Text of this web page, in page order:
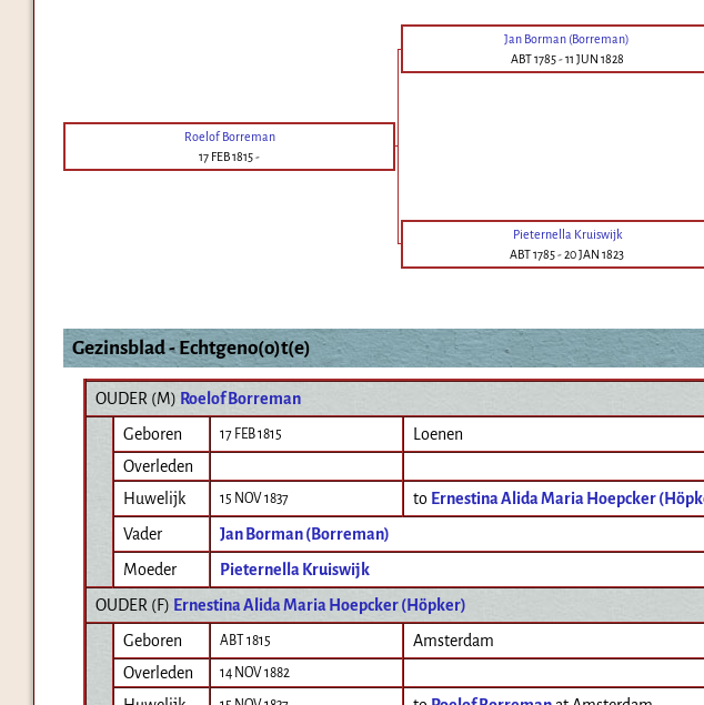
Jan Borman (Borreman)
ABT 1785-11 JUN 1828
Roelof Borreman
17 FEB 1815-
Pieternella Kruiswijk
ABT 1785-20 JAN 1823
Gezinsblad - Echtgeno(o)t(e)
OUDER (M) Roelof Borreman
Geboren
17 FEB 1815
Loenen
Overleden
Huwelijk
15 NOV 1837 to Ernestina Alida Maria Hoepcker
Vader
Jan Borman (Borreman)
Moeder
Pieternella Kruiswijk
OUDER (F) Ernestina Alida Maria Hoepcker (Höpker)
Geboren
ABT 1815
Amsterdam
Overleden
14 NOV 1882